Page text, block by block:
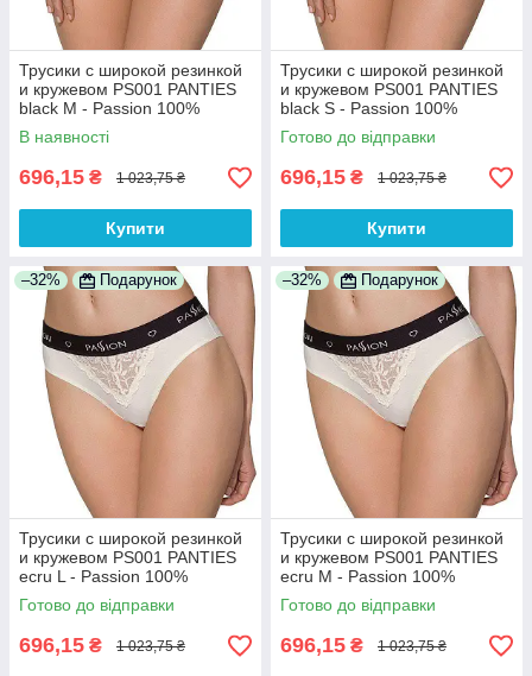
Трусики с широкой резинкой
и кружевом PS001 PANTIES
black M - Passion 100%
Анонімності
В наявності
696,15 ₴ 1 023,75 ₴
Купити
Трусики с широкой резинкой
и кружевом PS001 PANTIES
black S - Passion 100%
Анонімності
Готово до відправки
696,15 ₴ 1 023,75 ₴
Купити
–32% Подарунок
Трусики с широкой резинкой
и кружевом PS001 PANTIES
ecru L - Passion 100%
Анонімності
Готово до відправки
696,15 ₴ 1 023,75 ₴
–32% Подарунок
Трусики с широкой резинкой
и кружевом PS001 PANTIES
ecru M - Passion 100%
Анонімності
Готово до відправки
696,15 ₴ 1 023,75 ₴